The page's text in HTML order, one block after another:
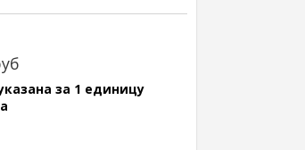
за 1 единицу